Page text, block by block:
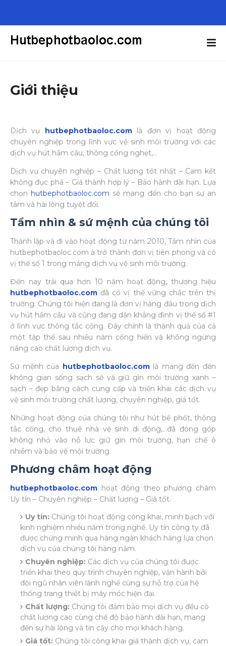
Giới thiệu
Dịch vụ hutbephotbaoloc.comlà đơn vị hoạt động
chuyên nghiệp trong lĩnh vực vệ sinh môi trường với các
dịch vụ hút hầm cầu, thông cống nghẹt,…
Dịch vụ chuyên nghiệp – Chất lượng tốt nhất – Cam kết
không đục phá – Giá thành hợp lý – Bảo hành dài hạn. Lựa
chọn hutbephotbaoloc.com sẽ mang đến cho bạn sự an
tâm và hài lòng tuyệt đối.
Tầm nhìn & sứ mệnh của chúng tôi
Thành lập và đi vào hoạt động từ năm 2010, Tầm nhìn của
hutbephotbaoloc.com à trở thành đơn vị tiên phong và có
vị thế số 1 trong mảng dịch vụ vệ sinh môi trường.
Đến nay trải qua hơn 10 năm hoạt động, thương hiệu
hutbephotbaoloc.com đã có vị thế vững chắc trên thị
trường. Chúng tôi hiện đang là đơn vị hàng đầu trong dịch
vụ hút hầm cầu và cũng đang dần khẳng định vị thế số #1
ở lĩnh vực thông tắc cống. Đây chính là thành quả của cả
một tập thể sau nhiều năm cống hiến và không ngừng
nâng cao chất lượng dịch vụ.
Sứ mệnh của hutbephotbaoloc.comlà mang đến đến
không gian sống sạch sẽ và giữ gìn môi trường xanh –
sạch – đẹp bằng cách cung cấp và triển khai các dịch vụ
vệ sinh môi trường chất lượng, chuyên nghiệp, giá tốt.
Những hoạt động của chúng tôi như hút bể phốt, thông
tắc cống, cho thuê nhà vệ sinh di động,…đã đóng góp
không nhỏ vào nỗ lực giữ gìn môi trường, hạn chế ô
nhiễm và bảo vệ mội trường.
Phương châm hoạt động
hutbephotbaoloc.com hoạt động theo phương châm
Uy tín – Chuyên nghiệp – Chất lượng – Giá tốt.
Uy tín: Chúng tôi hoạt động công khai, minh bạch với
kinh nghiệm nhiều năm trong nghề. Uy tín công ty đã
được chứng minh qua hàng ngàn khách hàng lựa chọn
dịch vụ của chúng tôi hàng năm.
Chuyên nghiệp: Các dịch vụ của chúng tôi được
triển khai theo quy trình chuyên nghiệp, vận hành bởi
đội ngũ nhân viên lành nghề cùng sự hỗ trợ của hệ
thống trang thiết bị máy móc hiện đại.
Chất lượng: Chúng tôi đảm bảo mọi dịch vụ đều có
chất lượng cao cùng chế độ bảo hành dài hạn, mang
đến sự hài lòng và tin cậy cho mọi khách hàng.
Giá tốt: Chúng tôi công khai giá thành dịch vụ, cam